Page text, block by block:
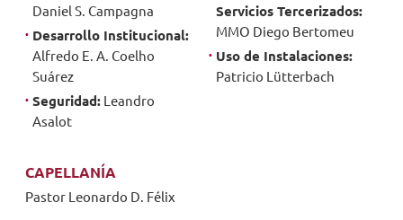
Daniel S. Campagna
Desarrollo Institucional:
Alfredo E. A. Coelho
Suárez
Seguridad: Leandro
Asalot
CAPELLANÍA
Pastor Leonardo D. Félix
Servicios Tercerizados:
MMO Diego Bertomeu
Uso de Instalaciones:
Patricio Lütterbach